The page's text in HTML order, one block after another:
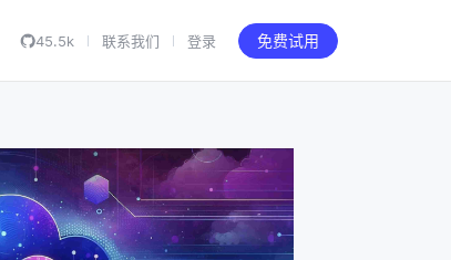
45.5k 联系我们 登录 免费试用